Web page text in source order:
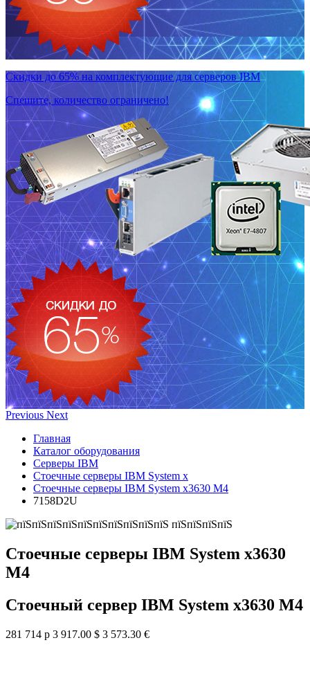
Скидки до 65% на комплектующие для серверов IBM
Спешите, количество ограничено!
Previous Next
Главная
Каталог оборудования
Серверы IBM
Стоечные серверы IBM System x
Стоечные серверы IBM System x3630 M4
7158D2U
Стоечные серверы IBM System x3630
M4
Стоечный сервер IBM System x3630 M4
281 714 р 3 917.00 $ 3 573.30 €